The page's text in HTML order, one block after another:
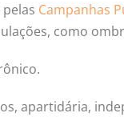
Campanhas
como
apartidária,